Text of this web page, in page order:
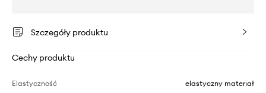
Szczegóły produktu
Cechy produktu
Elastyczność elastyczny materiał